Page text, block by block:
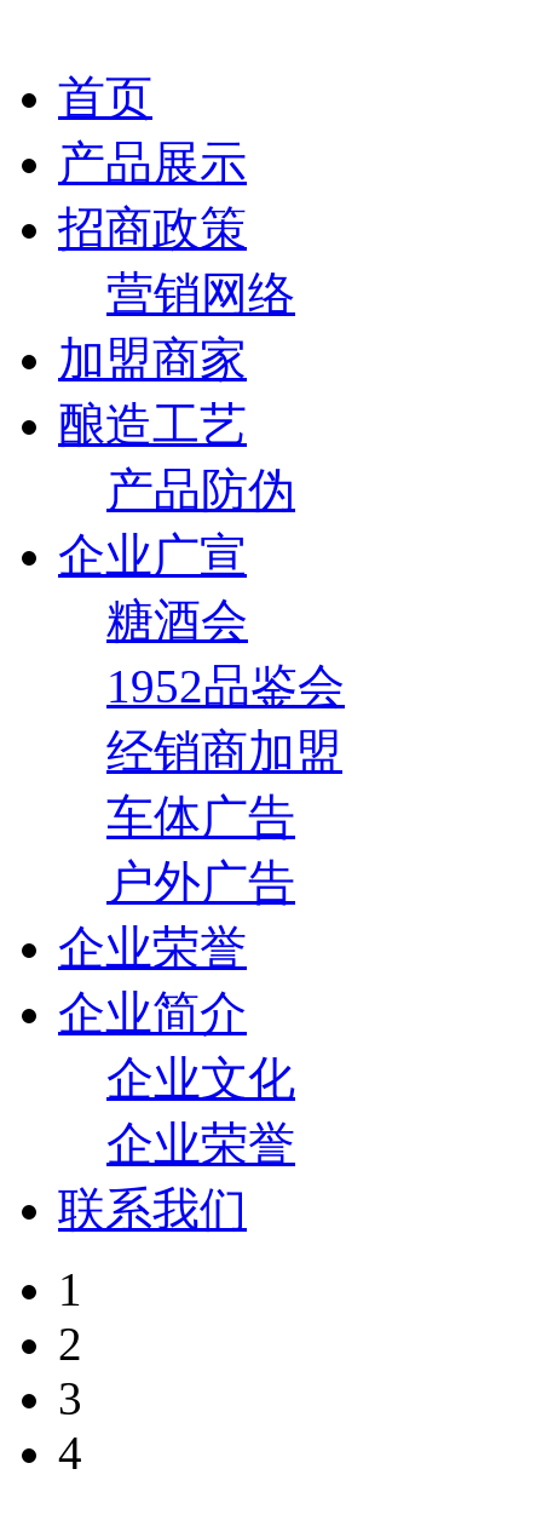
首页
产品展示
招商政策
营销网络
加盟商家
酿造工艺
产品防伪
企业广宣
糖酒会
1952品鉴会
经销商加盟
车体广告
户外广告
企业荣誉
企业简介
企业文化
企业荣誉
联系我们
1
2
3
4